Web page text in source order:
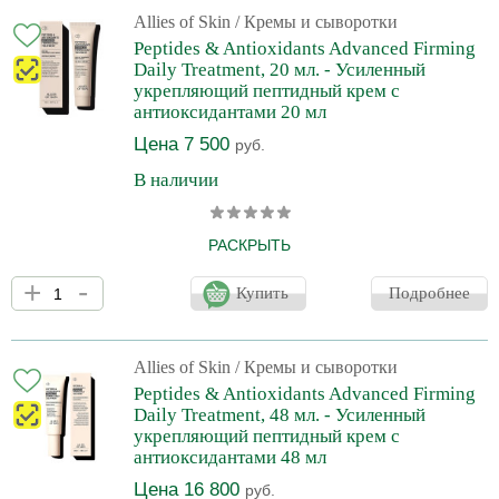
пептиды и антиоксиданты, которые помогают бороться с
признаками старения кожи, такими как морщины, потеря
упругости и эластичности. Он также увлажняет кожу, делая е
Allies of Skin / Кремы и сыворотки
Peptides & Antioxidants Advanced Firming
Daily Treatment, 20 мл. - Усиленный
укрепляющий пептидный крем с
антиоксидантами 20 мл
Цена 7 500 руб.
В наличии
РАСКРЫТЬ
5 в 1: увлажняет, укрепляет, очищает, обеспечивает
антиоксидантную защиту и осветляет кожу. Allies of skin Peptides
Antioxidants Advanced Firming Daily Treatment— это
молодость и красоту вашей кожи. Крем содержит мощные
пептиды и антиоксиданты, которые помогают бороться с
признаками старения кожи, такими как морщины, потеря
упругости и эластичности. Он также увлажняет кожу, делая е
+ - Купить Подробнее
Allies of Skin / Кремы и сыворотки
Peptides & Antioxidants Advanced Firming
Daily Treatment, 48 мл. - Усиленный
укрепляющий пептидный крем с
антиоксидантами 48 мл
Цена 16 800 руб.